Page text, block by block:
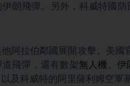
朗飛彈。另外，科威特國
阿拉伯鄰國展開攻擊。美
飛彈，還有數架無人機 。 伊
及科威特的阿里薩利姆空軍基